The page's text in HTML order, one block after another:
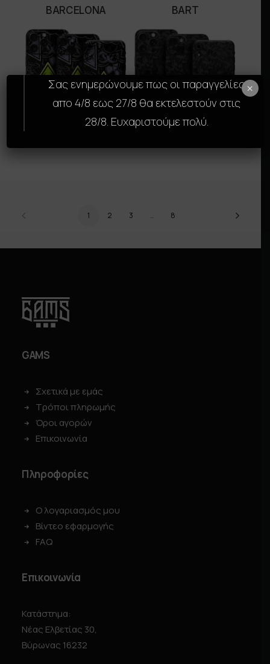
BARCELONA BART
SELECT OPTIONS SELECT OPTIONS
1 2 3 … 8
GAMS
Σχετικά με εμάς
Τρόποι πληρωμής
Όροι αγορών
Επικοινωνία
Πληροφορίες
Ο λογαριασμός μου
Βίντεο εφαρμογής
FAQ
Επικοινωνία
Κατάστημα:
Νέας Ελβετίας 30,
Βύρωνας 16232
Σας ενημερώνουμε πως οι παραγγελίες
απο 4/8 εως 27/8 θα εκτελεστούν στις
28/8. Ευχαριστούμε πολύ.
×